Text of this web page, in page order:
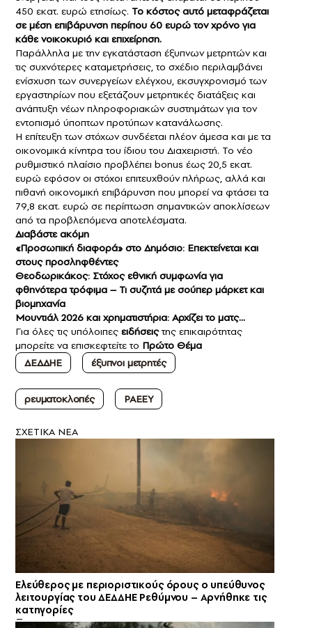
450 εκατ. ευρώ ετησίως. Το κόστος αυτό μεταφράζεται
σε μέση επιβάρυνση περίπου 60 ευρώ τον χρόνο για
κάθε νοικοκυριό και επιχείρηση.
Παράλληλα με την εγκατάσταση έξυπνων μετρητών και
τις συχνότερες καταμετρήσεις, το σχέδιο περιλαμβάνει
ενίσχυση των συνεργείων ελέγχου, εκσυγχρονισμό των
εργαστηρίων που εξετάζουν μετρητικές διατάξεις και
ανάπτυξη νέων πληροφοριακών συστημάτων για τον
εντοπισμό ύποπτων προτύπων κατανάλωσης.
Η επίτευξη των στόχων συνδέεται πλέον άμεσα και με τα
οικονομικά κίνητρα του ίδιου του Διαχειριστή. Το νέο
ρυθμιστικό πλαίσιο προβλέπει bonus έως 20,5 εκατ.
ευρώ εφόσον οι στόχοι επιτευχθούν πλήρως, αλλά και
πιθανή οικονομική επιβάρυνση που μπορεί να φτάσει τα
79,8 εκατ. ευρώ σε περίπτωση σημαντικών αποκλίσεων
από τα προβλεπόμενα αποτελέσματα.
Διαβάστε ακόμη
«Προσωπική διαφορά» στο Δημόσιο: Επεκτείνεται και
στους προσληφθέντες
Θεοδωρικάκος: Στόχος εθνική συμφωνία για
φθηνότερα τρόφιμα – Τι συζητά με σούπερ μάρκετ και
βιομηχανία
Μουντιάλ 2026 και χρηματιστήρια: Αρχίζει το ματς…
Για όλες τις υπόλοιπες ειδήσειςτης επικαιρότητας
μπορείτε να επισκεφτείτε το Πρώτο Θέμα
ΔΕΔΔΗΕ
έξυπνοι μετρητές
ρευματοκλοπές ΡΑΕΕΥ
ΣXETIKA NEA
Ελεύθερος με περιοριστικούς όρους ο υπεύθυνος
λειτουργίας του ΔΕΔΔΗΕ Ρεθύμνου – Αρνήθηκε τις
κατηγορίες